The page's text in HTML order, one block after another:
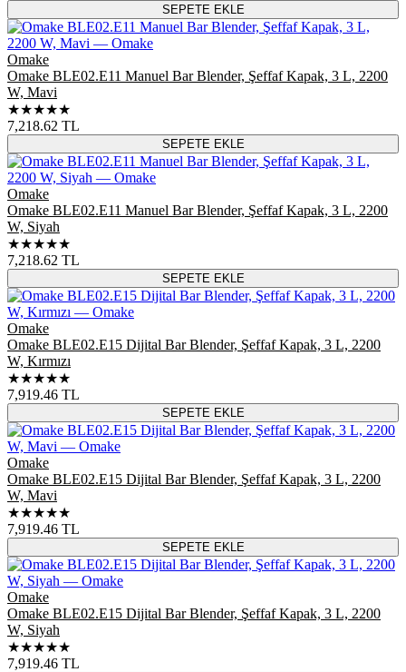
SEPETE EKLE
Omake
Omake BLE02.E11 Manuel Bar Blender, Şeffaf Kapak, 3 L, 2200
W, Mavi
★★★★★
7,218.62 TL
SEPETE EKLE
Omake
Omake BLE02.E11 Manuel Bar Blender, Şeffaf Kapak, 3 L, 2200
W, Siyah
★★★★★
7,218.62 TL
SEPETE EKLE
Omake
Omake BLE02.E15 Dijital Bar Blender, Şeffaf Kapak, 3 L, 2200
W, Kırmızı
★★★★★
7,919.46 TL
SEPETE EKLE
Omake
Omake BLE02.E15 Dijital Bar Blender, Şeffaf Kapak, 3 L, 2200
W, Mavi
★★★★★
7,919.46 TL
SEPETE EKLE
Omake
Omake BLE02.E15 Dijital Bar Blender, Şeffaf Kapak, 3 L, 2200
W, Siyah
★★★★★
7,919.46 TL